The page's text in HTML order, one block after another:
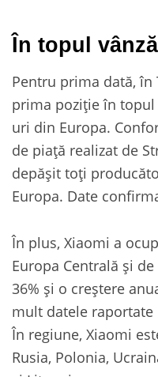
În topul
Pentru prima dată, în
prima poziție în
uri din Europa.
de piață realizat de
depășit toți
Europa. Date
În plus, Xiaomi a
Europa Centrală și
36% și o creștere
mult datele
În regiune, Xiaomi
Rusia, Polonia,